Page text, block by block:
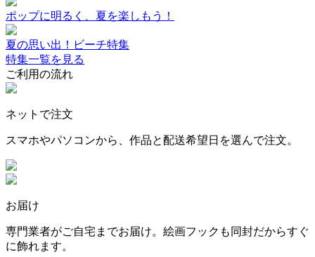
ポップに明るく、夏を楽しもう！
夏の思い出！ビーチ特集
特集一覧を見る
ご利用の流れ
ネットで注文
スマホやパソコンから、作品と配送希望日を選んで注文。
お届け
専門業者がご自宅までお届け。絵画フックも同封だからすぐ
に飾れます。